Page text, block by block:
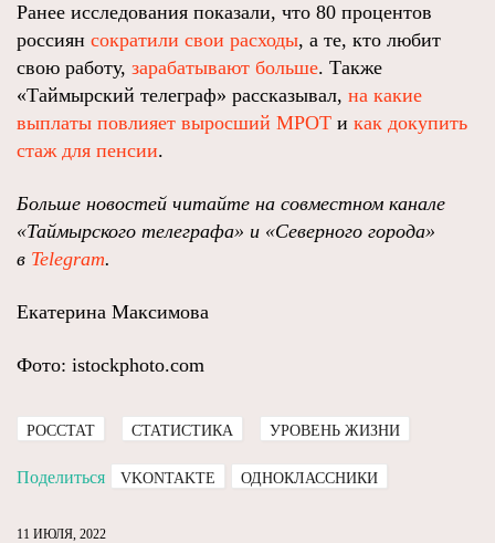
Ранее исследования показали, что 80 процентов
россиян сократили свои расходы, а те, кто любит
свою работу, зарабатывают больше. Также
«Таймырский телеграф» рассказывал, на какие
выплаты повлияет выросший МРОТ и как докупить
стаж для пенсии.
Больше новостей читайте на совместном канале
«Таймырского телеграфа» и «Северного города»
в Telegram.
Екатерина Максимова
Фото: istockphoto.com
РОССТАТ СТАТИСТИКА УРОВЕНЬ ЖИЗНИ
Поделиться VKONTAKTE ОДНОКЛАССНИКИ
11 ИЮЛЯ, 2022